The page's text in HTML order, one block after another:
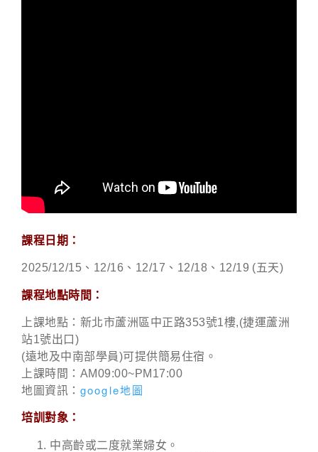
課程日期：
2025/12/15、12/16、12/17、12/18、12/19 (五天)
課程地點時間：
上課地點：新北市蘆洲區中正路353號1樓,(捷運蘆洲
站1號出口)
(遠地及中南部學員)可提供簡易住宿。
上課時間：AM09:00~PM17:00
地圖資訊： google地圖
培訓對象：
中高齡或二度就業婦女。